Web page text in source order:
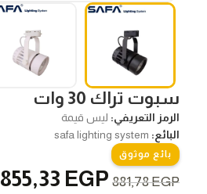
سبوت تراك 30 وات
الرمز التعريفي: ليس قيمة
البائع: safa lighting system
بائع موثوق
881,78EGP
855,33 EGP